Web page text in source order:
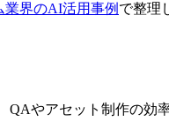
業界のAI活用事例 で整理
やアセット制作の効